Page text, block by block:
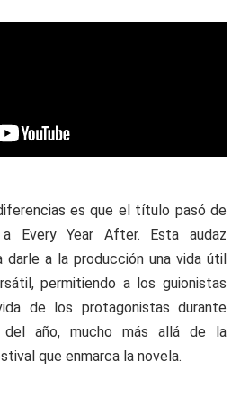
es que el título pasó de
a Every Year After. Esta audaz
darle a la producción una vida útil
permitiendo a los guionistas
de los protagonistas durante
del año, mucho más allá de la
que enmarca la novela.